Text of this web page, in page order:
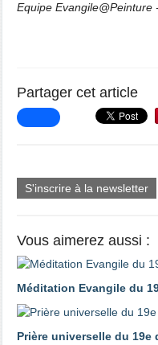
Equipe
Partager cet article
S'inscrire à la newsletter
Vous aimerez aussi :
Méditation Evangile du
Prière universelle du 19e